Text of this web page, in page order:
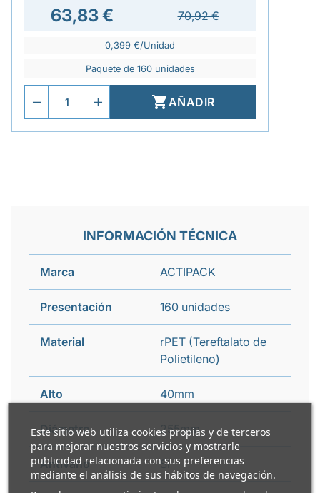
Este sitio web utiliza cookies propias y de terceros
para mejorar nuestros servicios y mostrarle
publicidad relacionada con sus preferencias
mediante el análisis de sus hábitos de navegación.
63,83 € 70,92 €
0,399 €/Unidad
Paquete de 160 unidades
AÑADIR
INFORMACIÓN TÉCNICA
Marca ACTIPACK
Presentación 160 unidades
Material
rPET (Tereftalato de
Polietileno)
Alto 40mm
Diámetro 255mm
Antivaho Si